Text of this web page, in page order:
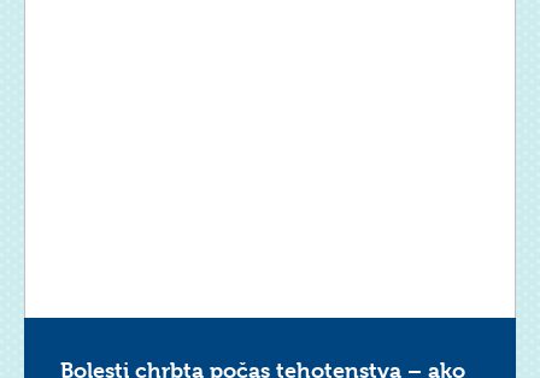
Bolesti chrbta počas tehotenstva – ako